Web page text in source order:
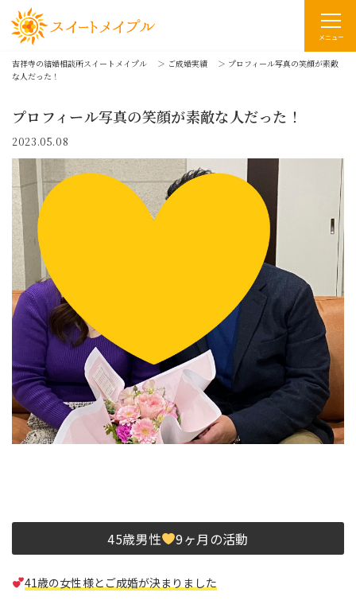
メニュー
吉祥寺の結婚相談所スイートメイプル ＞ ご成婚実績 ＞ プロフィール写真の笑顔が素敵
な人だった！
プロフィール写真の笑顔が素敵な人だった！
2023.05.08
45歳男性 9ヶ月の活動
41歳の女性様とご成婚が決まりました